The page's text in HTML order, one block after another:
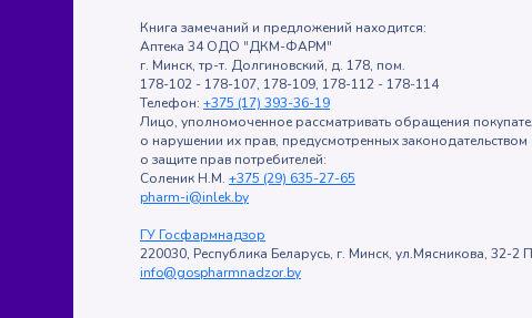
Книга замечаний и предложений находится:
Аптека 34 ОДО "ДКМ-ФАРМ"
г. Минск, тр-т. Долгиновский, д. 178, пом.
178-102 - 178-107, 178-109, 178-112 - 178-114
Телефон: +375 (17) 393-36-19
Лицо, уполномоченное рассматривать обращения
о нарушении их прав, предусмотренных законодательством
о защите прав потребителей:
Соленик Н.М. +375 (29) 635-27-65
pharm-i@inlek.by
ГУ Госфармнадзор
220030, Республика Беларусь, г. Минск, ул.Мясникова, 32-
info@gospharmnadzor.by